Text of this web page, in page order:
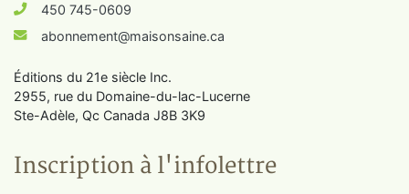
450 745-0609
abonnement@maisonsaine.ca
Éditions du 21e siècle Inc.
2955, rue du Domaine-du-lac-Lucerne
Ste-Adèle, Qc Canada J8B 3K9
Inscription à l'infolettre